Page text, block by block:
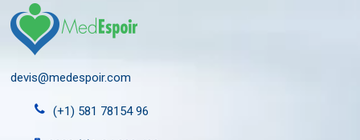
devis@medespoir.com
(+1) 581 78154 96